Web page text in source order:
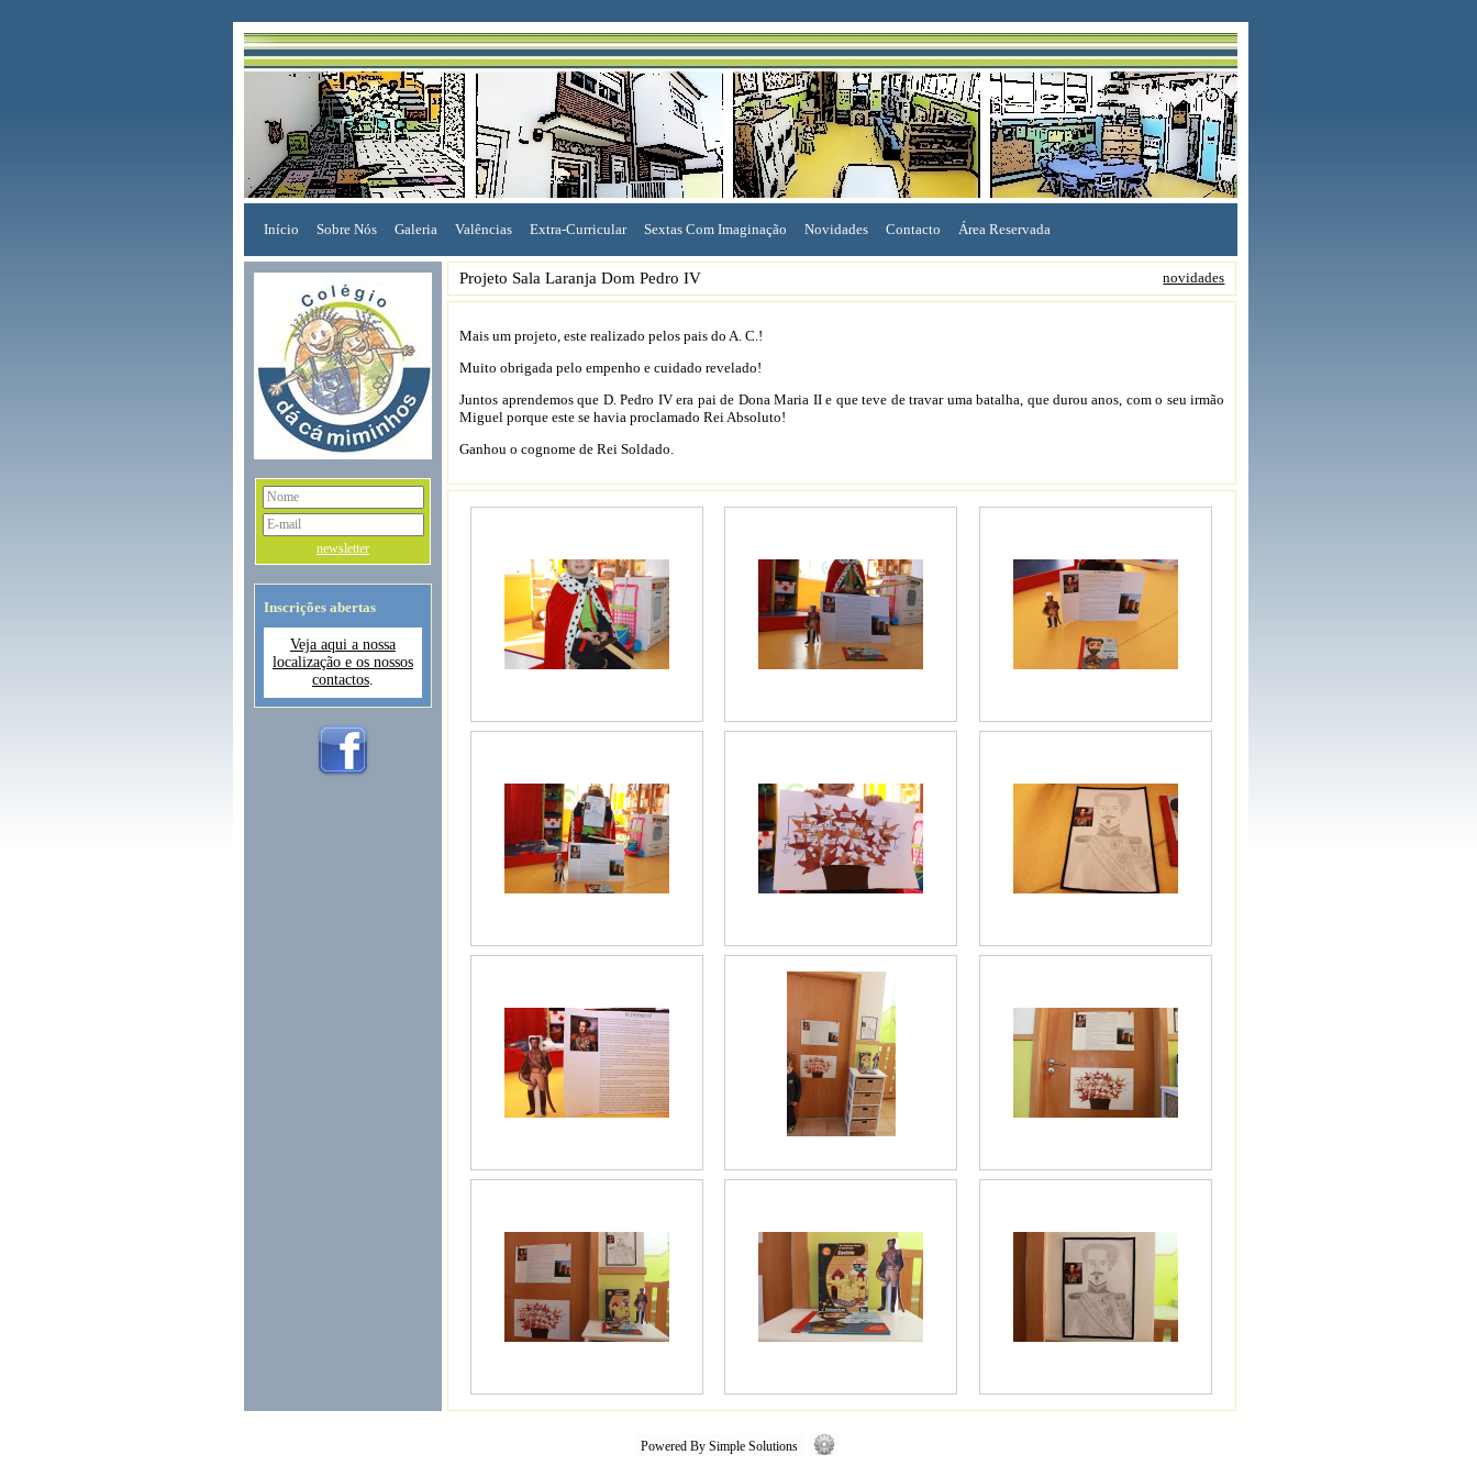
Início Sobre Nós Galeria Valências Extra-Curricular Sextas Com Imaginação Novidades Contacto Área Reservada
newsletter
Inscrições abertas
Veja aqui a nossa
localização e os nossos
contactos.
Projeto Sala Laranja Dom Pedro IV novidades
Mais um projeto, este realizado pelos pais do A. C.!
Muito obrigada pelo empenho e cuidado revelado!
Juntos aprendemos que D. Pedro IV era pai de Dona Maria II e que teve de travar uma batalha, que durou anos, com o seu irmão
Miguel porque este se havia proclamado Rei Absoluto!
Ganhou o cognome de Rei Soldado.
Powered By Simple Solutions